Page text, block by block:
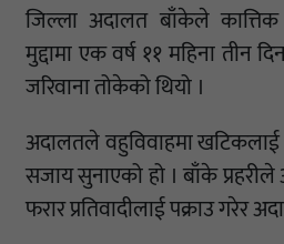
जिल्ला अदालत बाँकेले
मुद्दामा एक वर्ष ११ महिना तीन
जरिवाना तोकेको थियो ।
अदालतले वहुविवाहमा
सजाय सुनाएको हो । बाँके
फरार प्रतिवादीलाई पक्राउ गरेर